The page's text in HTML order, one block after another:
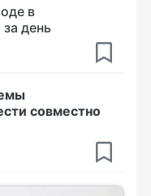
в
день
совместно